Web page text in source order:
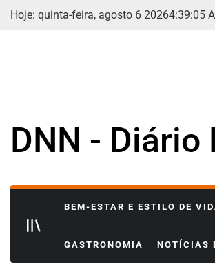
Skip
Hoje: quinta-feira, agosto 6 20264:39:07
DNN -
BEM-ESTAR E ESTILO DE
GASTRONOMIA NOTÍCIAS